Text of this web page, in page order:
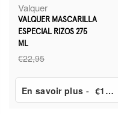
Valquer
VALQUER MASCARILLA
ESPECIAL RIZOS 275
ML
€22,95
En savoir plus - €11,42